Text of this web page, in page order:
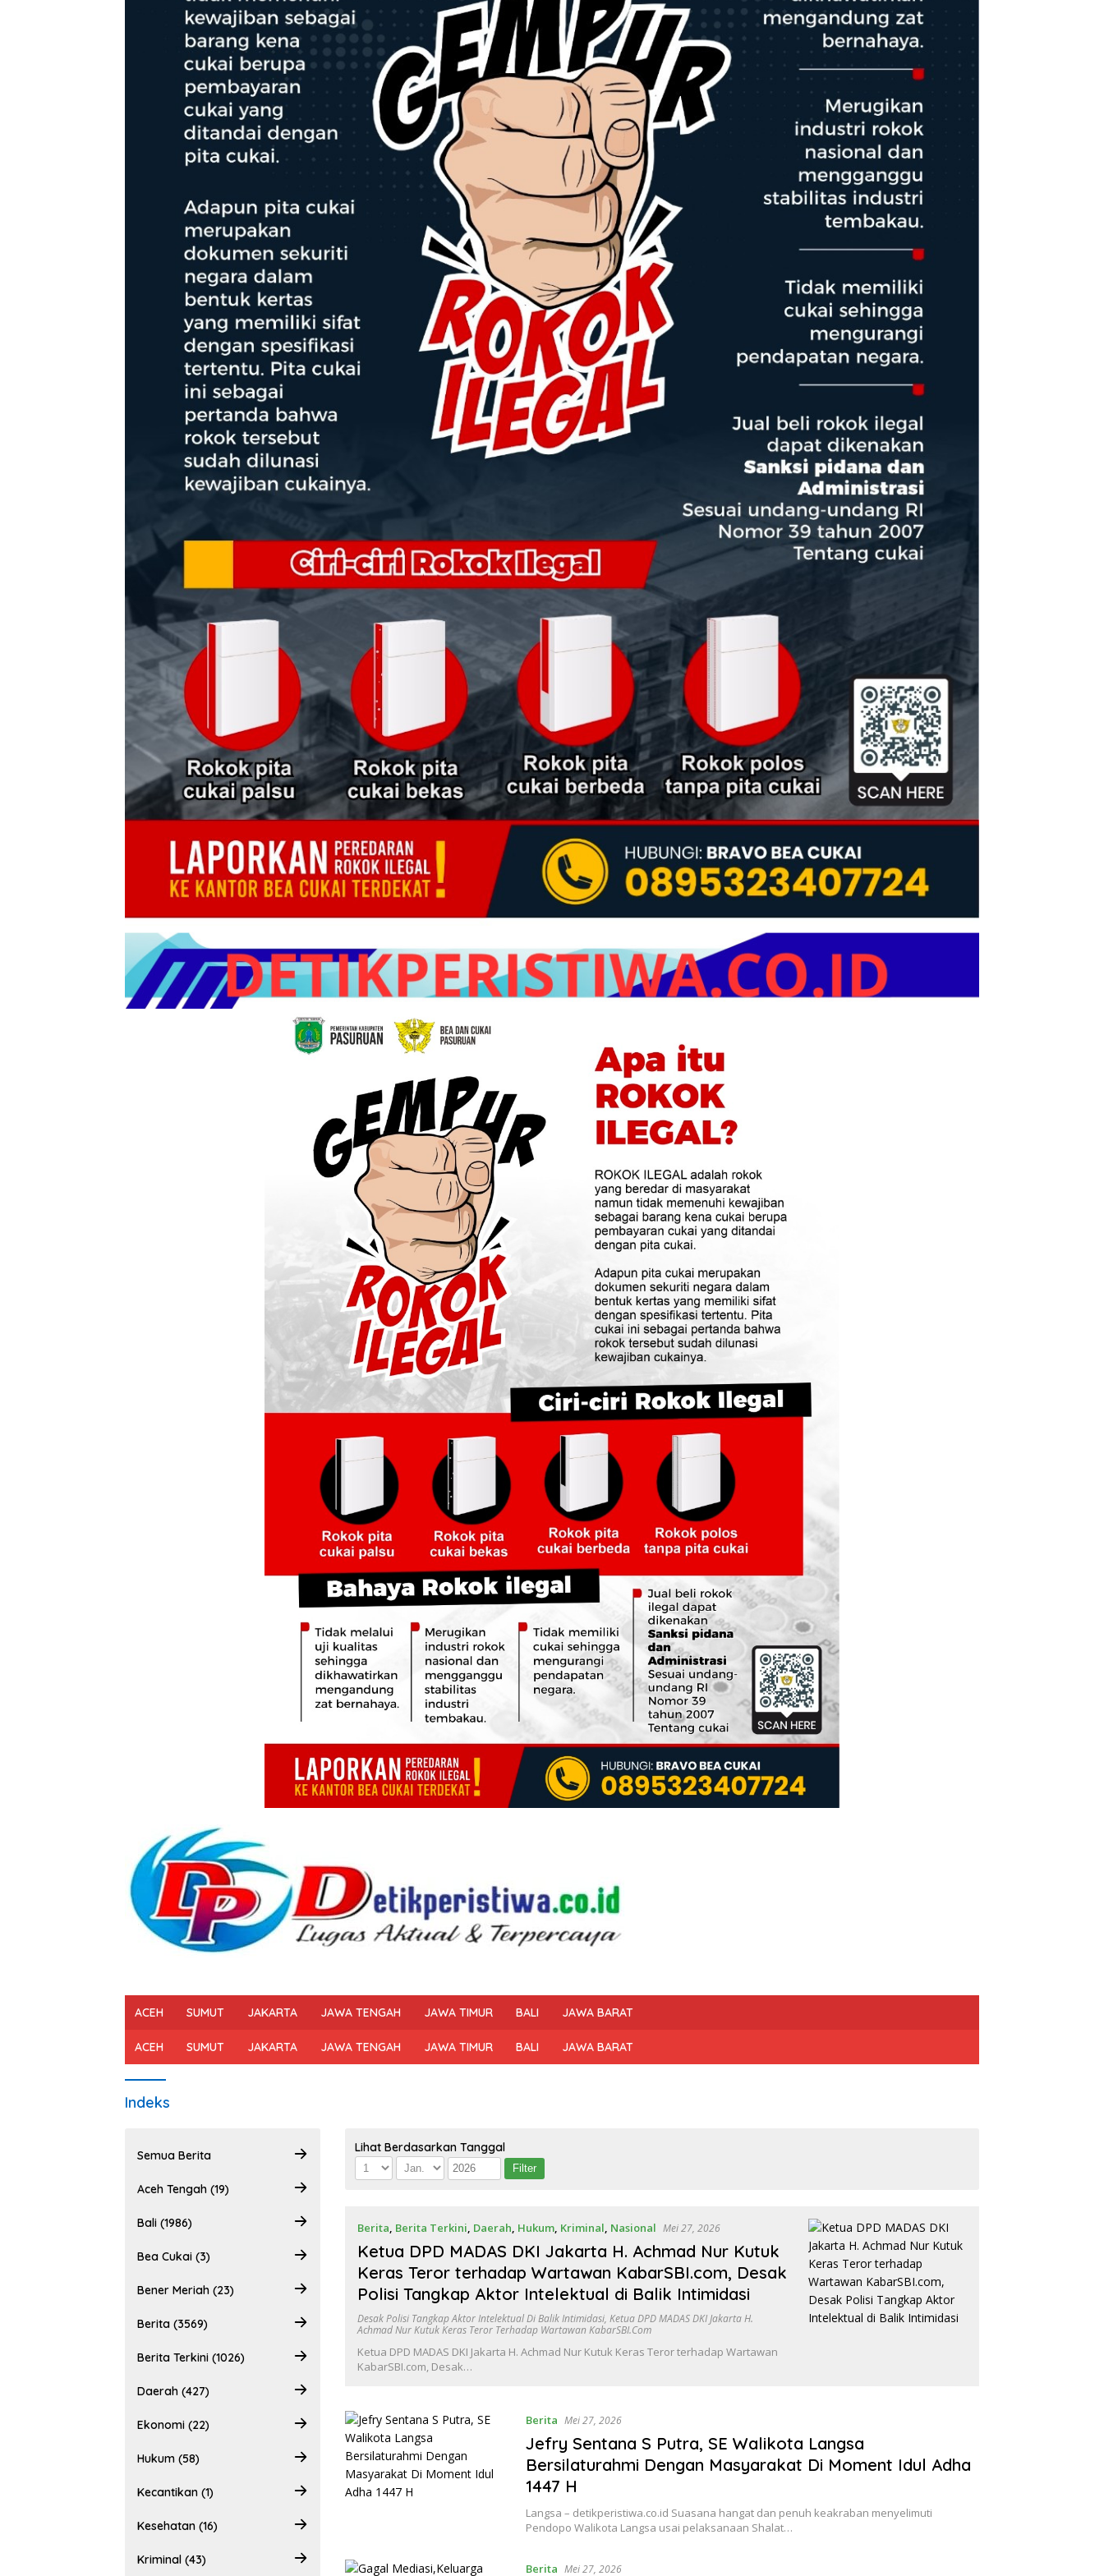
ACEH SUMUT JAKARTA JAWA TENGAH JAWA TIMUR BALI JAWA BARAT
ACEH SUMUT JAKARTA JAWA TENGAH JAWA TIMUR BALI JAWA BARAT
Indeks
Semua Berita
Aceh Tengah (19)
Bali (1986)
Bea Cukai (3)
Bener Meriah (23)
Berita (3569)
Berita Terkini (1026)
Daerah (427)
Ekonomi (22)
Hukum (58)
Kecantikan (1)
Kesehatan (16)
Kriminal (43)
Lihat Berdasarkan Tanggal
Berita, Berita Terkini, Daerah, Hukum, Kriminal, Nasional Mei 27, 2026
Ketua DPD MADAS DKI Jakarta H. Achmad Nur Kutuk
Keras Teror terhadap Wartawan KabarSBI.com, Desak
Polisi Tangkap Aktor Intelektual di Balik Intimidasi
Desak Polisi Tangkap Aktor Intelektual Di Balik Intimidasi, Ketua DPD MADAS DKI Jakarta H.
Achmad Nur Kutuk Keras Teror Terhadap Wartawan KabarSBI.com
Ketua DPD MADAS DKI Jakarta H. Achmad Nur Kutuk Keras Teror terhadap Wartawan
KabarSBI.com, Desak…
Berita Mei 27, 2026
Jefry Sentana S Putra, SE Walikota Langsa
Bersilaturahmi Dengan Masyarakat Di Moment Idul Adha
1447 H
Langsa – detikperistiwa.co.id Suasana hangat dan penuh keakraban menyelimuti
Pendopo Walikota Langsa usai pelaksanaan Shalat…
Berita Mei 27, 2026